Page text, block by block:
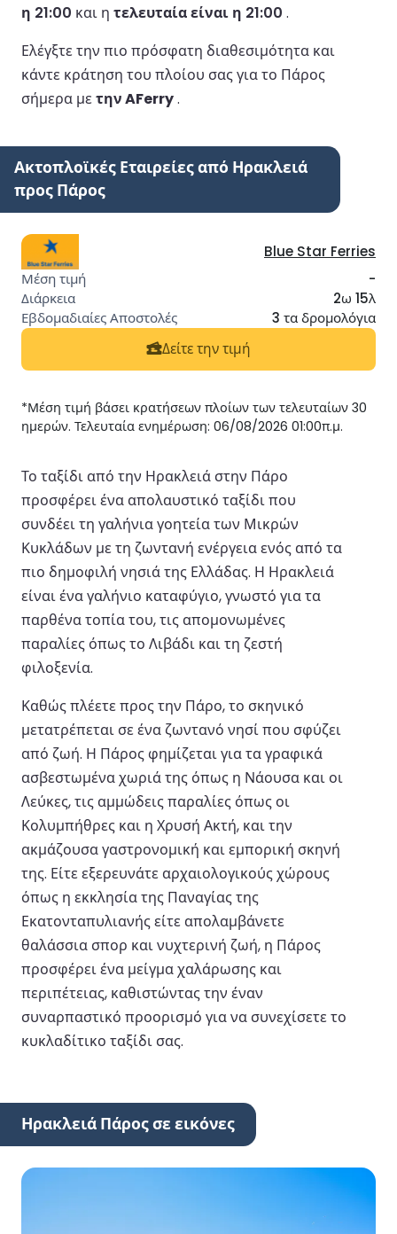
η 21:00 και η τελευταία είναι η 21:00 .
Ελέγξτε την πιο πρόσφατη διαθεσιμότητα και
κάντε κράτηση του πλοίου σας για το Πάρος
σήμερα μετην AFerry.
Ακτοπλοϊκές Εταιρείες από Ηρακλειά
προς Πάρος
Blue Star Ferries
-
2ω 15λ
3 τα δρομολόγια
Δείτε την τιμή
*Μέση τιμή βάσει κρατήσεων πλοίων των τελευταίων 30
ημερών. Τελευταία ενημέρωση: 06/08/2026 01:00π.μ.
Το ταξίδι από την Ηρακλειά στην Πάρο
προσφέρει ένα απολαυστικό ταξίδι που
συνδέει τη γαλήνια γοητεία των Μικρών
Κυκλάδων με τη ζωντανή ενέργεια ενός από τα
πιο δημοφιλή νησιά της Ελλάδας. Η Ηρακλειά
είναι ένα γαλήνιο καταφύγιο, γνωστό για τα
παρθένα τοπία του, τις απομονωμένες
παραλίες όπως το Λιβάδι και τη ζεστή
φιλοξενία.
Καθώς πλέετε προς την Πάρο, το σκηνικό
μετατρέπεται σε ένα ζωντανό νησί που σφύζει
από ζωή. Η Πάρος φημίζεται για τα γραφικά
ασβεστωμένα χωριά της όπως η Νάουσα και οι
Λεύκες, τις αμμώδεις παραλίες όπως οι
Κολυμπήθρες και η Χρυσή Ακτή, και την
ακμάζουσα γαστρονομική και εμπορική σκηνή
της. Είτε εξερευνάτε αρχαιολογικούς χώρους
όπως η εκκλησία της Παναγίας της
Εκατονταπυλιανής είτε απολαμβάνετε
θαλάσσια σπορ και νυχτερινή ζωή, η Πάρος
προσφέρει ένα μείγμα χαλάρωσης και
περιπέτειας, καθιστώντας την έναν
συναρπαστικό προορισμό για να συνεχίσετε το
κυκλαδίτικο ταξίδι σας.
Ηρακλειά Πάρος σε εικόνες